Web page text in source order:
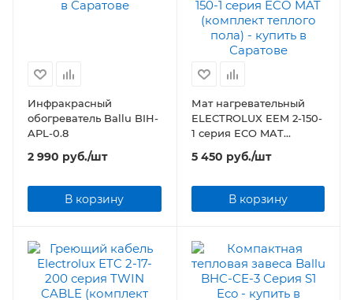
Инфракрасный
обогреватель Ballu BIH-
APL-0.8
2 990 руб./шт
В корзину
Мат нагревательный
ELECTROLUX EEM 2-150-
1 серия ECO MAT
(комплект теплого пола)
5 450 руб./шт
В корзину